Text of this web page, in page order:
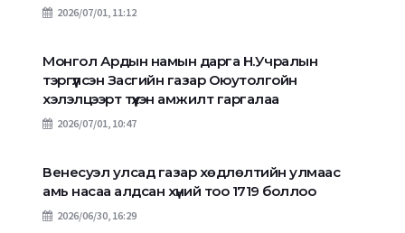
2026/07/01, 11:12
Монгол Ардын намын дарга Н.Учралын
тэргүүлсэн Засгийн газар Оюутолгойн
хэлэлцээрт түүхэн амжилт гаргалаа
2026/07/01, 10:47
Венесуэл улсад газар хөдлөлтийн улмаас
амь насаа алдсан хүний тоо 1719 боллоо
2026/06/30, 16:29